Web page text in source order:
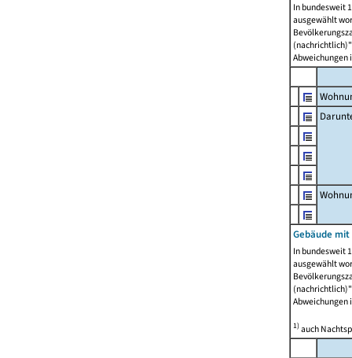
In bundesweit
ausgewählt
Abweichungen
Gebäude
In bundesweit
ausgewählt
Abweichungen
1)auch